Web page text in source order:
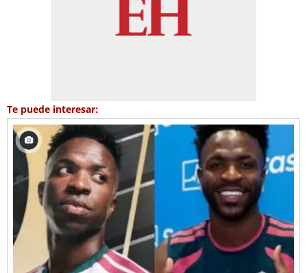
Te puede interesar: